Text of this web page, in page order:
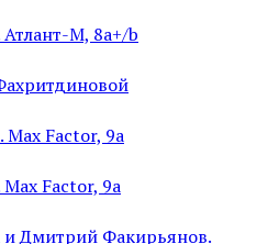
М, 8a+/b
Factor, 9a
Factor, 9a
Дмитрий Факирьянов.